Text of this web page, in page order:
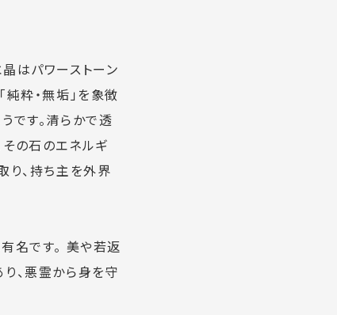
はパワーストーン
粋・無垢」を象徴
です。清らかで透
の石のエネルギ
り、持ち主を外界
名です。 美や若返
、悪霊から身を守